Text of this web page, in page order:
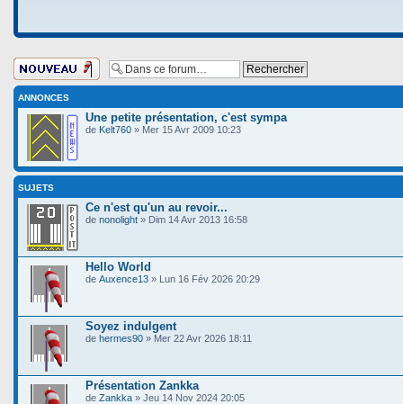
Ecrire un nouveau
sujet
ANNONCES
Une petite présentation, c'est sympa
de Kelt760 » Mer 15 Avr 2009 10:23
SUJETS
Ce n'est qu'un au revoir...
de nonolight » Dim 14 Avr 2013 16:58
Hello World
de Auxence13 » Lun 16 Fév 2026 20:29
Soyez indulgent
de hermes90 » Mer 22 Avr 2026 18:11
Présentation Zankka
de Zankka » Jeu 14 Nov 2024 20:05